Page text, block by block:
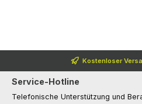
Kostenloser
Service-Hotline
Telefonische Unterstützung und